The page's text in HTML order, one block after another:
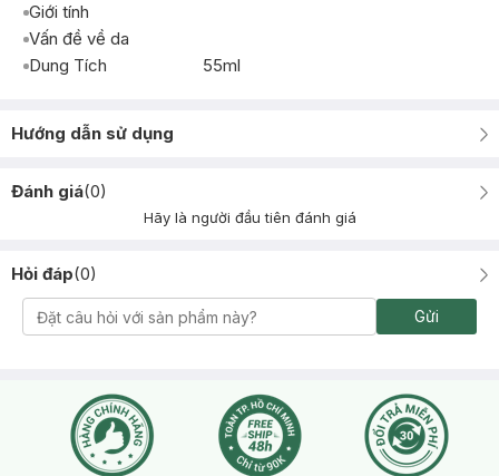
Giới tính
Vấn đề về da
Dung Tích
55ml
Hướng dẫn sử dụng
Đánh giá(0)
Hãy là người đầu tiên đánh giá
Hỏi đáp(0)
Gửi